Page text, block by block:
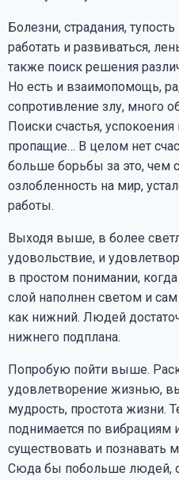
Болезни, страдания,
работать и развиваться,
также поиск решения
Но есть и взаимопомощь,
сопротивление злу, много
Поиски счастья,
пропащие… В целом нет
больше борьбы за это, чем
озлобленность на мир,
работы.
Выходя выше, в более
удовольствие, и
в простом понимании,
слой наполнен светом и
как нижний. Людей
нижнего подплана.
Попробую пойти выше.
удовлетворение жизнью,
мудрость, простота жизни.
поднимается по
существовать и познавать
Сюда бы побольше людей,